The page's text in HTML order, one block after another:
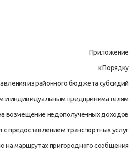
Приложение
к Порядку
из районного бюджета субсидий
и индивидуальным предпринимателям
возмещение недополученных доходов
с предоставлением транспортных услуг
на маршрутах пригородного сообщения